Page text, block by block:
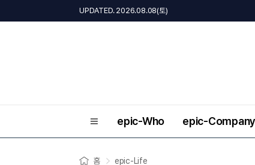
UPDATED. 2026.08.08(토)
epic-Who epic-Company
홈 epic-Life